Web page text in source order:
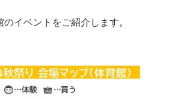
イベントをご紹介します。